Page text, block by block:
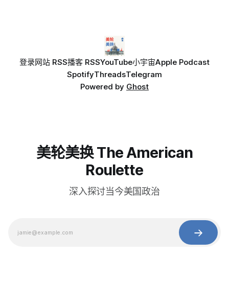
登录网站 RSS播客 RSSYouTube小宇宙Apple Podcast
SpotifyThreadsTelegram
Powered by Ghost
美轮美换 The American
Roulette
深入探讨当今美国政治